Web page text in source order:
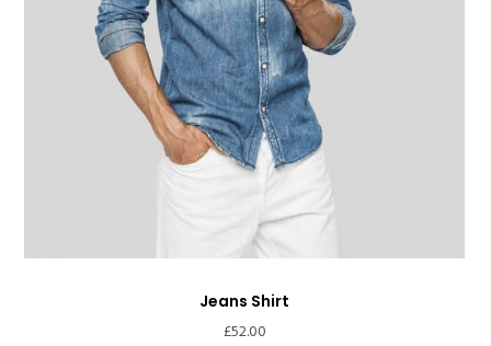
Jeans Shirt
£52.00